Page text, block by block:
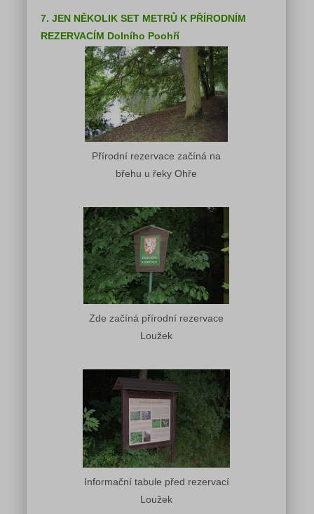
7. JEN NĚKOLIK SET METRŮ K PŘÍRODNÍM
REZERVACÍM Dolního Poohří
Přírodní rezervace začíná na
břehu u řeky Ohře
Zde začíná přírodní rezervace
Loužek
Informační tabule před rezervací
Loužek